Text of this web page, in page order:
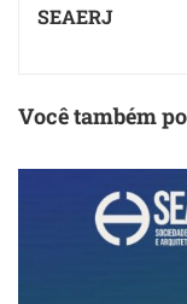
SEAERJ
Você também